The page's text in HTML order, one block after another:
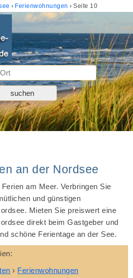
Ferienwohnungen Seite 10
an der Nordsee
am Meer. Verbringen Sie
und günstigen
Mieten Sie preiswert eine
direkt beim Gastgeber und
schöne Ferientage an der See.
› Ferienwohnungen